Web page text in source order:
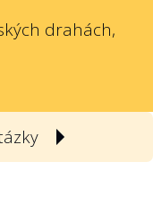
drahách,